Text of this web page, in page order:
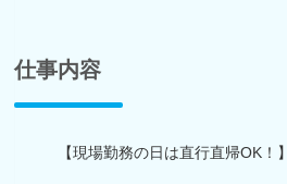
仕事内容
【現場勤務の日は直行直帰OK